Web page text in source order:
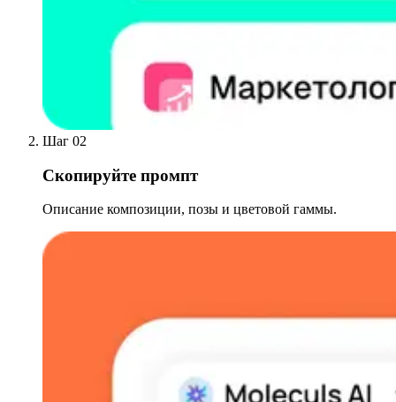
Шаг 02
Скопируйте промпт
Описание композиции, позы и цветовой гаммы.